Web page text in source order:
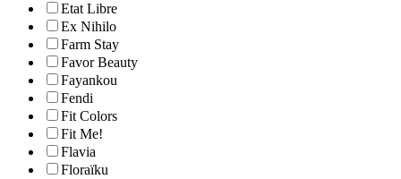
Etat Libre
Ex Nihilo
Farm Stay
Favor Beauty
Fayankou
Fendi
Fit Colors
Fit Me!
Flavia
Floraïku